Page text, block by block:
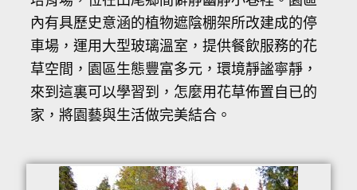
內有具歷史意涵的植物遮陰棚架所改建成的停
車場，運用大型玻璃溫室，提供餐飲服務的花
草空間，園區生態豐富多元，環境靜謐寧靜，
來到這裏可以學習到，怎麼用花草佈置自已的
家，將園藝與生活做完美結合。